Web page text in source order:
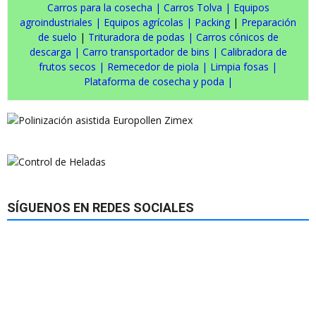
Carros para la cosecha | Carros Tolva | Equipos
agroindustriales | Equipos agrícolas | Packing | Preparación
de suelo | Trituradora de podas | Carros cónicos de
descarga | Carro transportador de bins | Calibradora de
frutos secos | Remecedor de piola | Limpia fosas |
Plataforma de cosecha y poda |
SÍGUENOS EN REDES SOCIALES